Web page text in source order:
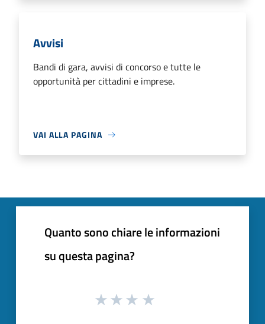
Avvisi
Bandi di gara, avvisi di concorso e tutte le
opportunità per cittadini e imprese.
VAI ALLA PAGINA
Quanto sono chiare le informazioni
su questa pagina?